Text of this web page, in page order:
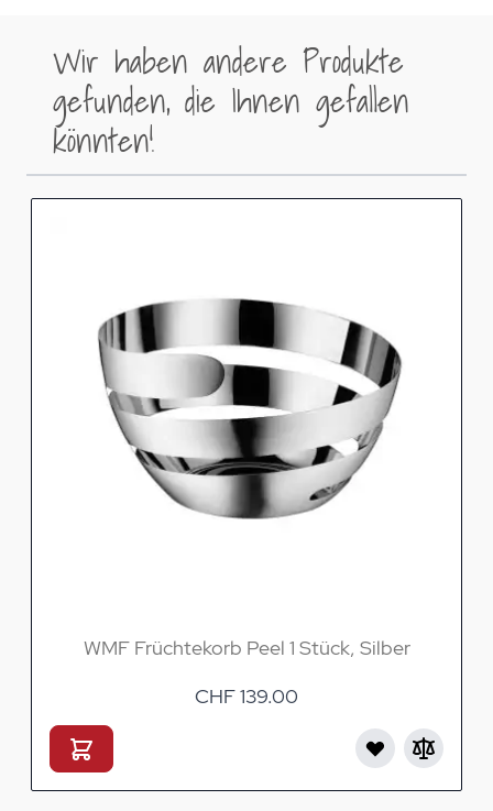
Wir haben andere Produkte
gefunden, die Ihnen gefallen
könnten!
WMF Früchtekorb Peel 1 Stück, Silber
CHF 139.00